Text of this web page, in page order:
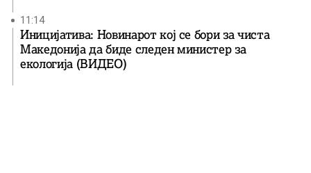
11:14
Иницијатива: Новинарот кој се бори за чиста
Македонија да биде следен министер за
екологија (ВИДЕО)